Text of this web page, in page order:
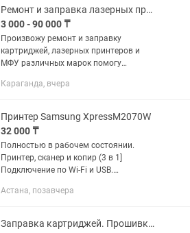
Ремонт и заправка лазерных принтеров и МФУ Samsung, Canon, Hp, Xerox и т.д.
3 000 - 90 000 ₸
Произвожу ремонт и заправку
картриджей, лазерных принтеров и
МФУ различных марок помогу
печать с любым картриджем не берет
Караганда, вчера
Принтер Samsung XpressM2070W
32 000 ₸
Полностью в рабочем состоянии.
Принтер, сканер и копир (3 в 1]
Подключение по Wi-Fi и USB.
отличное Причина продажи: не
Астана, позавчера
Заправка картриджей. Прошивка принтеров HP, Samsung, Xerox, Pantum.